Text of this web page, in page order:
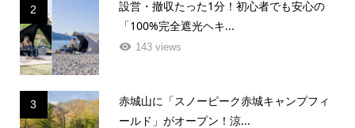
2
設営・撤収たった1分！初心者でも安心の
「100%完全遮光ヘキ...
3
赤城山に「スノーピーク赤城キャンプフィ